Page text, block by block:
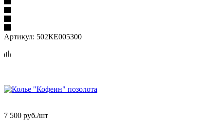
Артикул: 502КЕ005300
7 500 руб./шт